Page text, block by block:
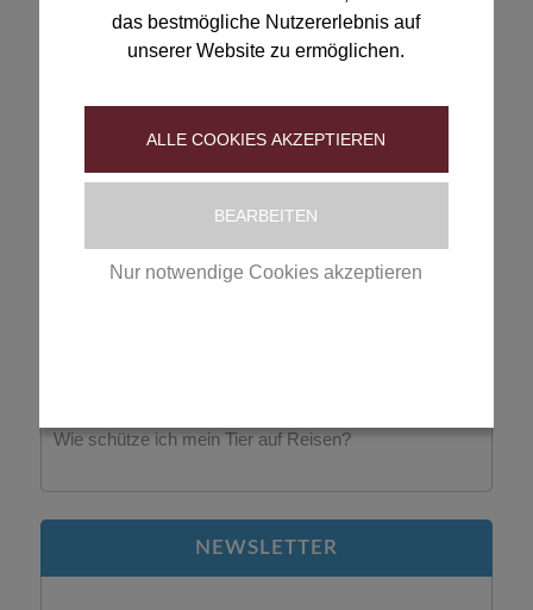
AUSLANDSHUNDE
Wie schütze ich mein Tier auf Reisen?
NEWSLETTER
das bestmögliche Nutzererlebnis auf
unserer Website zu ermöglichen.
ALLE COOKIES AKZEPTIEREN
BEARBEITEN
Nur notwendige Cookies akzeptieren